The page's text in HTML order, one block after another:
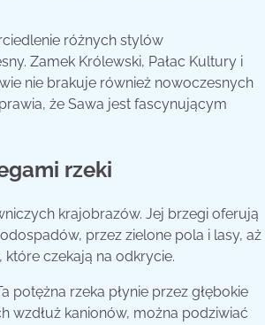
różnych stylów
Zamek Królewski, Pałac Kultury i
nie brakuje również nowoczesnych
że Sawa jest fascynującym
rzeki
krajobrazów. Jej brzegi oferują
przez zielone pola i lasy, aż
czekają na odkrycie.
rzeka płynie przez głębokie
wzdłuż kanionów, można podziwiać